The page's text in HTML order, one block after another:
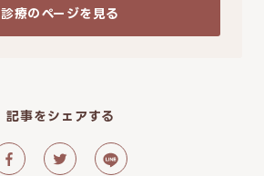
診療のページを見る
記事をシェアする